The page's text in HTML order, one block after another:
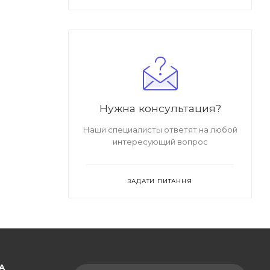
Нужна консультация?
Наши специалисты ответят на любой
интересующий вопрос
ЗАДАТИ ПИТАННЯ